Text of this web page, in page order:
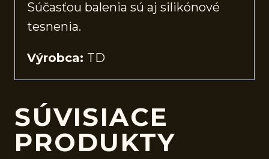
Súčasťou balenia sú aj silikónové
tesnenia.
Výrobca: TD
SÚVISIACE
PRODUKTY